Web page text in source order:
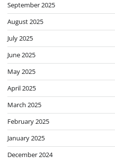
September 2025
August 2025
July 2025
June 2025
May 2025
April 2025
March 2025
February 2025
January 2025
December 2024